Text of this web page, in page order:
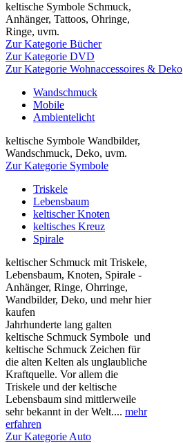
keltische Symbole Schmuck,
Anhänger, Tattoos, Ohringe,
Ringe, uvm.
Zur Kategorie Bücher
Zur Kategorie DVD
Zur Kategorie Wohnaccessoires & Deko
Wandschmuck
Mobile
Ambientelicht
keltische Symbole Wandbilder,
Wandschmuck, Deko, uvm.
Zur Kategorie Symbole
Triskele
Lebensbaum
keltischer Knoten
keltisches Kreuz
Spirale
keltischer Schmuck mit Triskele,
Lebensbaum, Knoten, Spirale -
Anhänger, Ringe, Ohrringe,
Wandbilder, Deko, und mehr hier
kaufen
Jahrhunderte lang galten
keltische Schmuck Symbole und
keltische Schmuck Zeichen für
die alten Kelten als unglaubliche
Kraftquelle. Vor allem die
Triskele und der keltische
Lebensbaum sind mittlerweile
sehr bekannt in der Welt.... mehr
erfahren
Zur Kategorie Auto